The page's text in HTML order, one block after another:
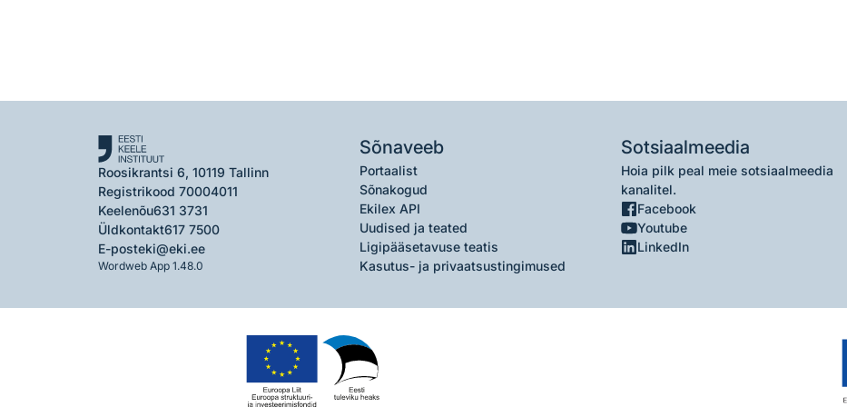
Roosikrantsi 6, 10119 Tallinn
Registrikood 70004011
Keelenõu631 3731
Üldkontakt617 7500
E-posteki@eki.ee
Wordweb App 1.48.0
Sõnaveeb
Portaalist
Sõnakogud
Ekilex API
Uudised ja teated
Ligipääsetavuse teatis
Kasutus- ja privaatsustingimused
Sotsiaalmeedia
Hoia pilk peal meie sotsiaalmeedia
kanalitel.
Facebook
Youtube
LinkedIn